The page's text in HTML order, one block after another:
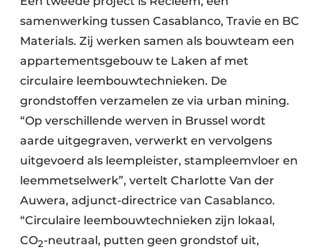
samenwerking tussen Casablanco, Travie en BC
Materials. Zij werken samen als bouwteam een
appartementsgebouw te Laken af met
circulaire leembouwtechnieken. De
grondstoffen verzamelen ze via urban mining.
“Op verschillende werven in Brussel wordt
aarde uitgegraven, verwerkt en vervolgens
uitgevoerd als leempleister, stampleemvloer en
leemmetselwerk”, vertelt Charlotte Van der
Auwera, adjunct-directrice van Casablanco.
“Circulaire leembouwtechnieken zijn lokaal,
CO2-neutraal, putten geen grondstof uit,